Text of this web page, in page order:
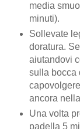
media
minuti).
Sollevate
doratura.
aiutandovi
sulla bocca
ancora
Una volta
padella 5